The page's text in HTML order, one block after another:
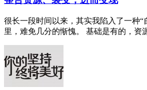
很长一段时间以来，其实我陷入了一种
里，难免几分的惭愧。 基础是有的，资